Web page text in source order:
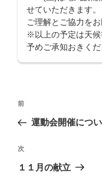
せていただきます。
ご理解とご協力をお
※以上の予定は天候
予めご承知おきくだ
投
ビ
ゲ
前
の
稿
前
運動会開催につ
次
の
次
１１月の献立